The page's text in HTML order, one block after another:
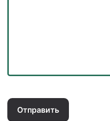
Отправить